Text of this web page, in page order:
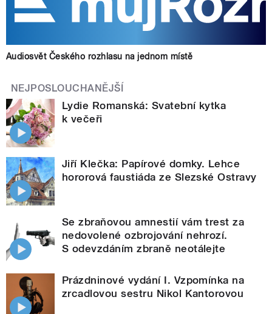
Audiosvět Českého rozhlasu na jednom místě
NEJPOSLOUCHANĚJŠÍ
Lydie Romanská: Svatební kytka
k večeři
Jiří Klečka: Papírové domky. Lehce
hororová faustiáda ze Slezské Ostravy
Se zbraňovou amnestií vám trest za
nedovolené ozbrojování nehrozí.
S odevzdáním zbraně neotálejte
Prázdninové vydání I. Vzpomínka na
zrcadlovou sestru Nikol Kantorovou